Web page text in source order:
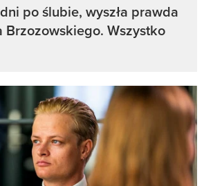
po ślubie, wyszła prawda
Brzozowskiego. Wszystko